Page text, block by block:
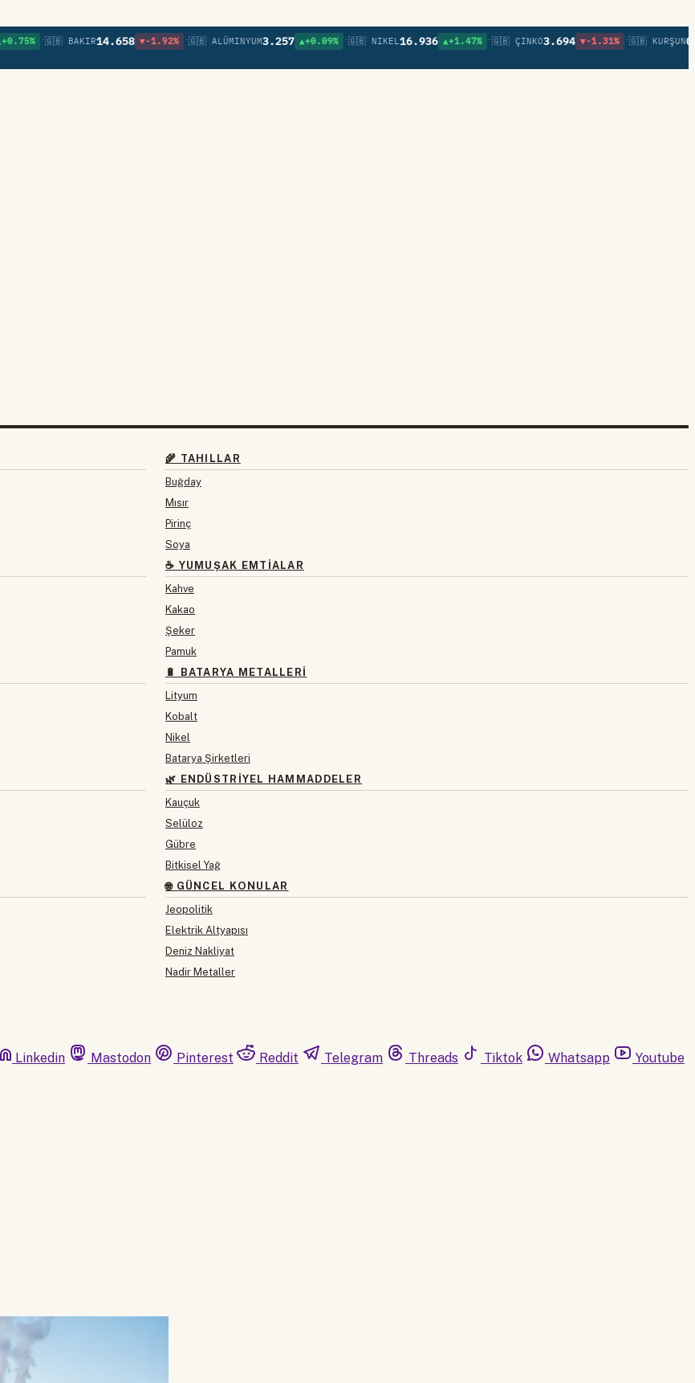
•🇬🇧 BAKIR14.658 ▼-1.92% •🇬🇧 ALÜMINYUM3.257 ▲+0.09% •🇬🇧 NIKEL16.936 ▲+1.47% •🇬🇧 ÇINKO3.694 ▼-1.31% •🇬🇧 KURŞUN0,85
🌾 TAHILLAR
Buğday
Mısır
Pirinç
Soya
☕ YUMUŞAK EMTIALAR
Kahve
Kakao
Şeker
Pamuk
🔋 BATARYA METALLERI
Lityum
Kobalt
Nikel
Batarya Şirketleri
🌿 ENDÜSTRIYEL HAMMADDELER
Kauçuk
Selüloz
Gübre
Bitkisel Yağ
🌐 GÜNCEL KONULAR
Jeopolitik
Elektrik Altyapısı
Deniz Nakliyat
Nadir Metaller
Linkedin Mastodon Pinterest Reddit Telegram Threads Tiktok Whatsapp Youtube